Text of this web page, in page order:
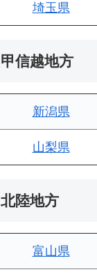
埼玉県
甲信越地方
新潟県
山梨県
北陸地方
富山県